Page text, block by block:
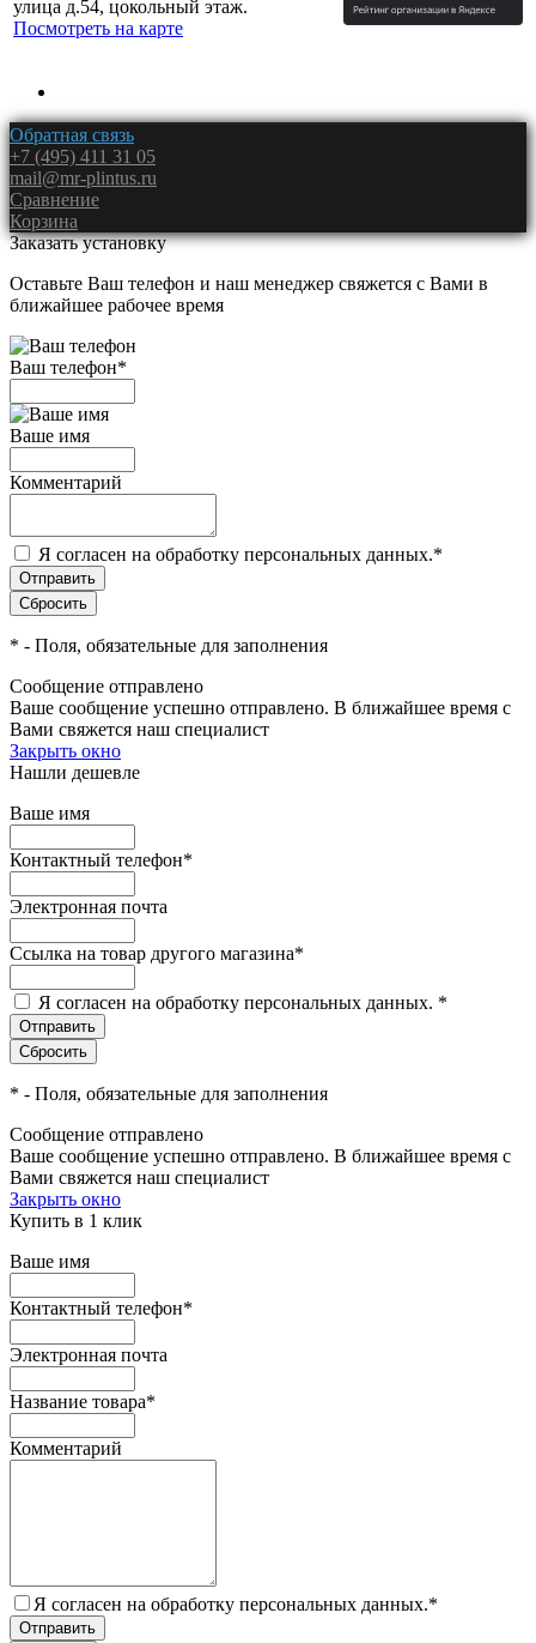
улица д.54, цокольный этаж.
Посмотреть на карте
Обратная связь
+7 (495) 411 31 05
mail@mr-plintus.ru
Сравнение
Корзина
Заказать установку
Оставьте Ваш телефон и наш менеджер свяжется с Вами в
ближайшее рабочее время
Ваш телефон*
Ваше имя
Комментарий
Я согласен на обработку персональных данных.*
* - Поля, обязательные для заполнения
Сообщение отправлено
Ваше сообщение успешно отправлено. В ближайшее время с
Вами свяжется наш специалист
Закрыть окно
Нашли дешевле
Ваше имя
Контактный телефон*
Электронная почта
Ссылка на товар другого магазина*
Я согласен на обработку персональных данных. *
* - Поля, обязательные для заполнения
Сообщение отправлено
Ваше сообщение успешно отправлено. В ближайшее время с
Вами свяжется наш специалист
Закрыть окно
Купить в 1 клик
Ваше имя
Контактный телефон*
Электронная почта
Название товара*
Комментарий
Я согласен на обработку персональных данных.*